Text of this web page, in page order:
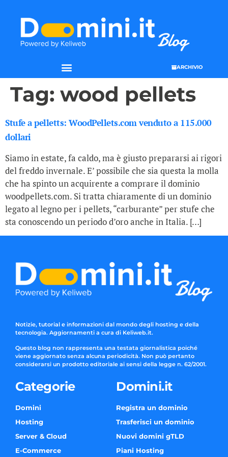
ARCHIVIO
Tag: wood pellets
Stufe a pelletts: WoodPellets.com venduto a 115.000
dollari
Siamo in estate, fa caldo, ma è giusto prepararsi ai rigori
del freddo invernale. E’ possibile che sia questa la molla
che ha spinto un acquirente a comprare il dominio
woodpellets.com. Si tratta chiaramente di un dominio
legato al legno per i pellets, “carburante” per stufe che
sta conoscendo un periodo d’oro anche in Italia. […]
Notizie, tutorial e informazioni dal mondo degli hosting e della
tecnologia. Aggiornamenti a cura di Keliweb.it.
Questo blog non rappresenta una testata giornalistica poiché
viene aggiornato senza alcuna periodicità. Non può pertanto
considerarsi un prodotto editoriale ai sensi della legge n. 62/2001.
Categorie
Domini
Hosting
Server & Cloud
E-Commerce
Domini.it
Registra un dominio
Trasferisci un dominio
Nuovi domini gTLD
Piani Hosting